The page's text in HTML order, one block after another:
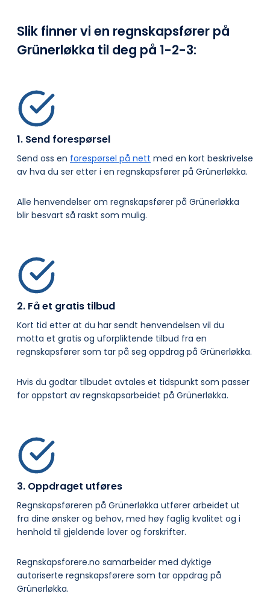
Slik finner vi en regnskapsfører på
Grünerløkka til deg på 1-2-3:
1. Send forespørsel
Send oss en forespørsel på nett med en kort beskrivelse
av hva du ser etter i en regnskapsfører på Grünerløkka.
Alle henvendelser om regnskapsfører på Grünerløkka
blir besvart så raskt som mulig.
2. Få et gratis tilbud
Kort tid etter at du har sendt henvendelsen vil du
motta et gratis og uforpliktende tilbud fra en
regnskapsfører som tar på seg oppdrag på Grünerløkka.
Hvis du godtar tilbudet avtales et tidspunkt som passer
for oppstart av regnskapsarbeidet på Grünerløkka.
3. Oppdraget utføres
Regnskapsføreren på Grünerløkka utfører arbeidet ut
fra dine ønsker og behov, med høy faglig kvalitet og i
henhold til gjeldende lover og forskrifter.
Regnskapsforere.no samarbeider med dyktige
autoriserte regnskapsførere som tar oppdrag på
Grünerløkka.